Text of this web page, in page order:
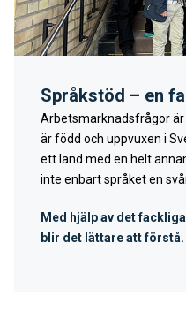
Språkstöd – en
Arbetsmarknadsfrågor
är född och uppvuxen i
ett land med en helt
inte enbart språket en
Med hjälp av det
blir det lättare att förstå.